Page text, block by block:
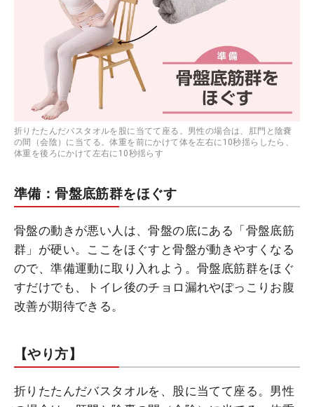
折りたたんだバスタオルを股に当てて座る。男性の場合は、肛門と陰嚢
の間（会陰）に当てる。体重を前にかけて体を左右に10秒揺らしたら、
体重を後ろにかけて左右に10秒揺らす
準備：骨盤底筋群をほぐす
骨盤の動きが悪い人は、骨盤の底にある「骨盤底筋
群」が硬い。ここをほぐすと骨盤が動きやすくなる
ので、準備運動に取り入れよう。骨盤底筋群をほぐ
すだけでも、トイレ後のチョロ漏れやぽっこりお腹
改善が期待できる。
【やり方】
折りたたんだバスタオルを、股に当てて座る。男性